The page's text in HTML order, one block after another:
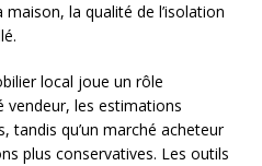
la qualité de l’isolation
local joue un rôle
vendeur, les estimations
tandis qu’un marché acheteur
plus conservatives. Les outils